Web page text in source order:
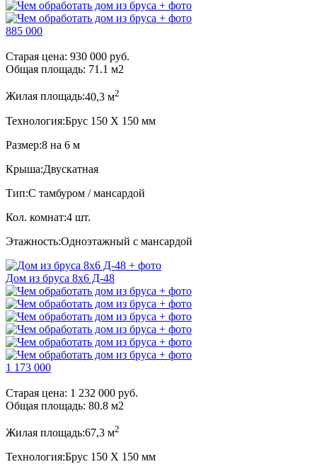
885 000
Старая цена: 930 000 руб.
Общая площадь: 71.1 м2
Жилая площадь:40,3 м2
Технология:Брус 150 Х 150 мм
Размер:8 на 6 м
Крыша:Двускатная
Тип:С тамбуром / мансардой
Кол. комнат:4 шт.
Этажность:Одноэтажный с мансардой
Дом из бруса 8x6 Д-48
1 173 000
Старая цена: 1 232 000 руб.
Общая площадь: 80.8 м2
Жилая площадь:67,3 м2
Технология:Брус 150 Х 150 мм